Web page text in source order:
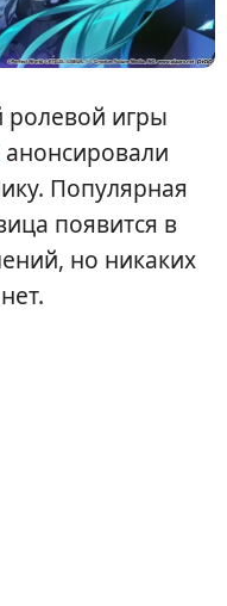
ролевой игры
анонсировали
Популярная
появится в
но никаких